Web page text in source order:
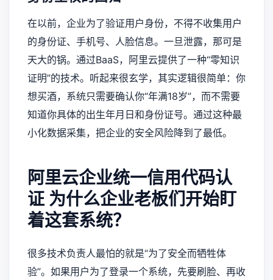
在以前，企业为了验证用户身份，不得不收集用户
的身份证、手机号、人脸信息。一旦泄露，那可是
天大的锅。通过BaaS，阿里云提供了一种“零知识
证明”的技术。听起来很玄学，其实逻辑很简单：你
想买酒，系统只需要确认你“年满18岁”，而不需要
知道你具体的出生年月日和身份证号。通过这种最
小化数据采集，把企业的安全风险降到了最低。
阿里云企业统一信用代码认
证 为什么企业老板们开始盯
着这套系统？
很多技术负责人最怕的就是“为了安全而牺牲体
验”。如果用户为了登录一个系统，先要刷脸、再收